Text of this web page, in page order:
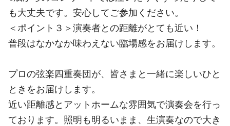
も大丈夫です。安心してご参加ください。
＜ポイント３＞演奏者との距離がとても近い！
普段はなかなか味わえない臨場感をお届けします。
プロの弦楽四重奏団が、皆さまと一緒に楽しいひと
ときをお届けします。
近い距離感とアットホームな雰囲気で演奏会を行っ
ております。照明も明るいまま、生演奏なので大き